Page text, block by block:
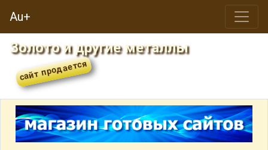
Au+
Золото и другие металлы